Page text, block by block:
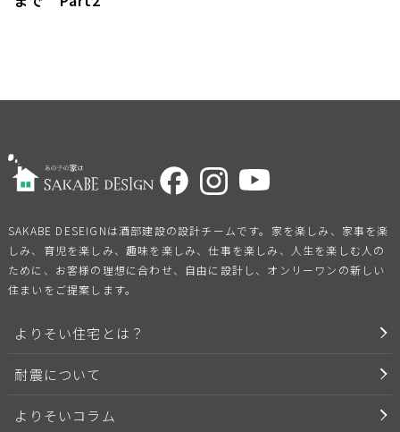
SAKABE DESEIGNは酒部建設の設計チームです。家を楽しみ、家事を楽
しみ、育児を楽しみ、趣味を楽しみ、仕事を楽しみ、人生を楽しむ人の
ために、お客様の理想に合わせ、自由に設計し、オンリーワンの新しい
住まいをご提案します。
よりそい住宅とは？
耐震について
よりそいコラム